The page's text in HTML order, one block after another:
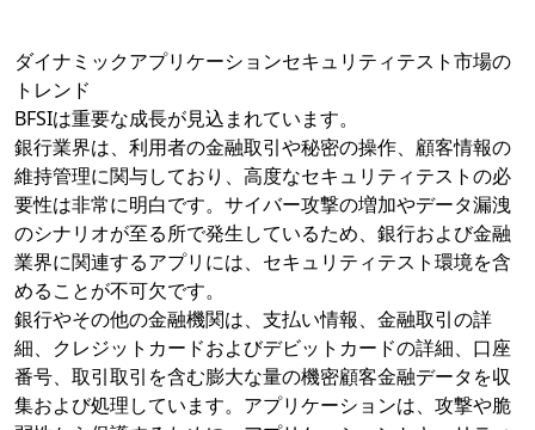
ダイナミックアプリケーションセキュリティテスト市場の
トレンド
BFSIは重要な成長が見込まれています。
銀行業界は、利用者の金融取引や秘密の操作、顧客情報の
維持管理に関与しており、高度なセキュリティテストの必
要性は非常に明白です。サイバー攻撃の増加やデータ漏洩
のシナリオが至る所で発生しているため、銀行および金融
業界に関連するアプリには、セキュリティテスト環境を含
めることが不可欠です。
銀行やその他の金融機関は、支払い情報、金融取引の詳
細、クレジットカードおよびデビットカードの詳細、口座
番号、取引取引を含む膨大な量の機密顧客金融データを収
集および処理しています。アプリケーションは、攻撃や脆